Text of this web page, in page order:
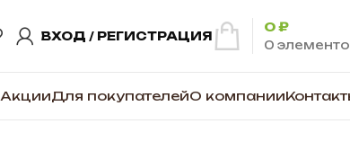
ВХОД / РЕГИСТРАЦИЯ
0
0₽
АкцииДля покупателейО компании